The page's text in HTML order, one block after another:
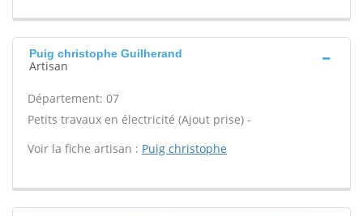
Puig christophe Guilherand
Artisan
Département: 07
Petits travaux en électricité (Ajout prise) -
Voir la fiche artisan : Puig christophe